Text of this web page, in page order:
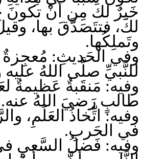
خَيرٌ لكَ مِن أنْ تكونَ
لكَ، فتتَصَدَّقَ بها،
وتَملِكُها.
وفي الحَديثِ:
للنَّبيِّ صلَّى اللهُ
وفيه: مَنقَبةٌ عَظيمةٌ
طالبٍ رَضيَ اللهُ عنه.
وفيه: اتِّخاذُ العَلَمِ،
في الحَربِ.
وفيه: فَضلُ السَّعيِ